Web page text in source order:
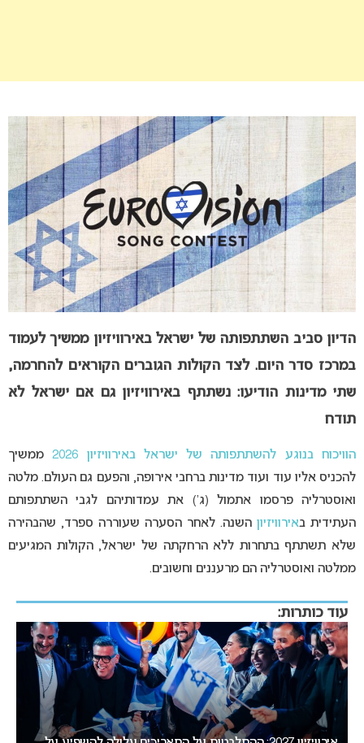
הדיון סביב השתתפותה של ישראל באירוויזיון ממשיך לעמוד
במרכז סדר היום. לצד הקולות הגוברים הקוראים להחרמה,
שתי מדינות הודיעו: נשתתף באירוויזיון גם אם ישראל לא
תודח
הוויכוח בנוגע להשתתפותה של ישראל באירוויזיון 2026
ממשיך
להכניס אליו עוד ועוד מדינות ברחבי אירופה, והפעם גם העולם. מלטה
ואוסטרליה פרסמו אתמול (ג’) את עמדותיהם לגבי השתתפותם
העתידית באירוויזיון השנה. לאחר הסערה שעוררה ספרד, שהבהירה
שלא תשתתף בתחרות ללא הרחקתה של ישראל, הקולות המגיעים
ממלטה ואוסטרליה הם מרעננים וחשובים.
עוד כותרות: